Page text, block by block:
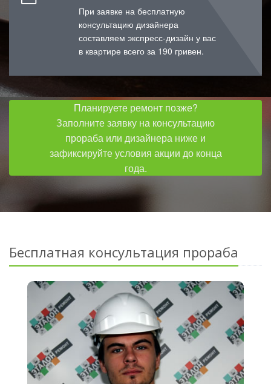
При заявке на бесплатную
консультацию дизайнера
составляем экспресс-дизайн у вас
в квартире всего за 190 гривен.
Планируете ремонт позже?
Заполните заявку на консультацию
прораба или дизайнера ниже и
зафиксируйте условия акции до конца
года.
Бесплатная консультация прораба